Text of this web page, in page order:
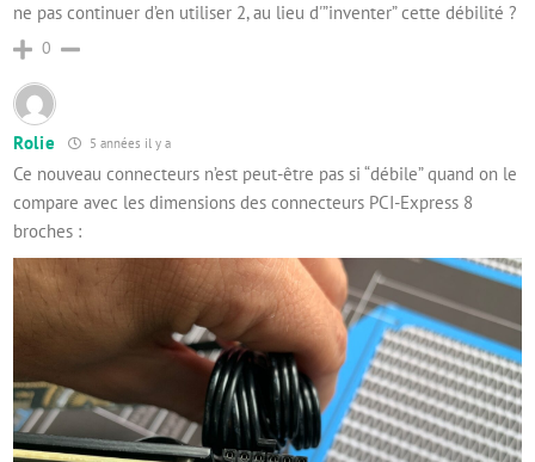
ne pas continuer d’en utiliser 2, au lieu d'”inventer” cette débilité ?
0
Rolie 5 années il y a
Ce nouveau connecteurs n’est peut-être pas si “débile” quand on le
compare avec les dimensions des connecteurs PCI-Express 8
broches :